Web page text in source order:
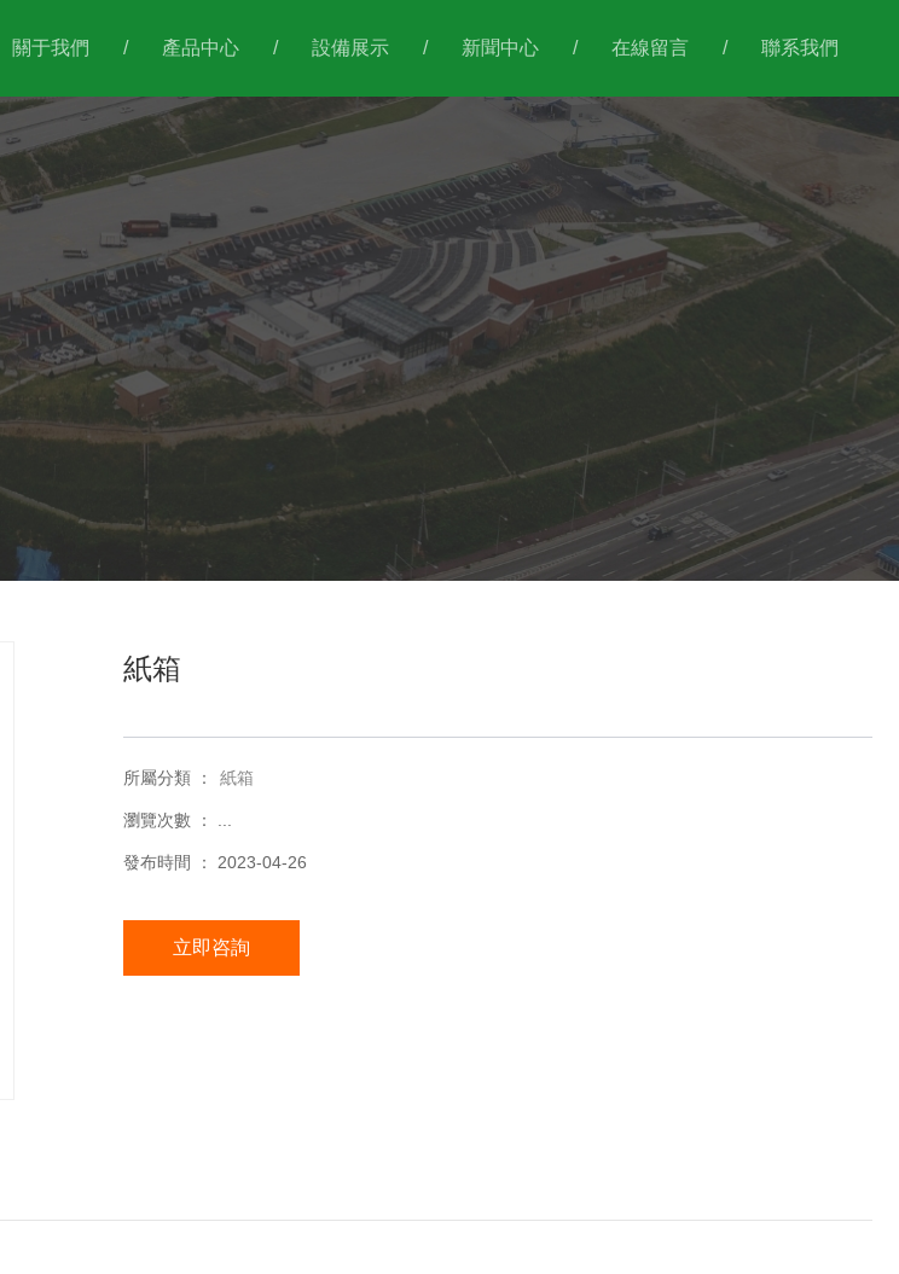
關于我們 / 產品中心 / 設備展示 / 新聞中心 / 在線留言 / 聯系我們
紙箱
所屬分類 ： 紙箱
瀏覽次數 ：
發布時間 ： 2023-04-26
立即咨詢